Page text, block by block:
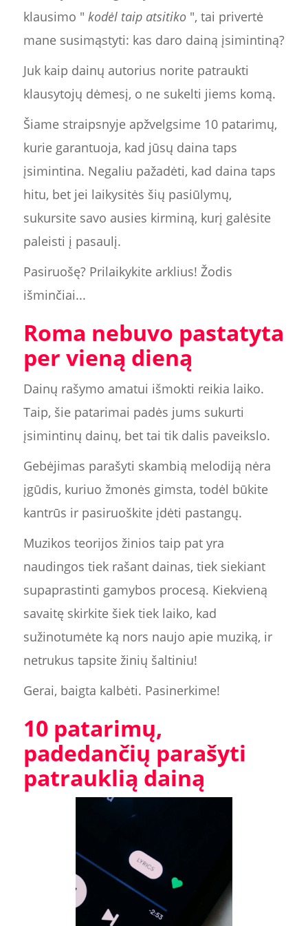
klausimo " kodėl taip atsitiko", tai privertė
mane susimąstyti: kas daro dainą įsimintiną?
Juk kaip dainų autorius norite patraukti
klausytojų dėmesį, o ne sukelti jiems komą.
Šiame straipsnyje apžvelgsime 10 patarimų,
kurie garantuoja, kad jūsų daina taps
įsimintina. Negaliu pažadėti, kad daina taps
hitu, bet jei laikysitės šių pasiūlymų,
sukursite savo ausies kirminą, kurį galėsite
paleisti į pasaulį.
Pasiruošę? Prilaikykite arklius! Žodis
išminčiai...
Roma nebuvo pastatyta
per vieną dieną
Dainų rašymo amatui išmokti reikia laiko.
Taip, šie patarimai padės jums sukurti
įsimintinų dainų, bet tai tik dalis paveikslo.
Gebėjimas parašyti skambią melodiją nėra
įgūdis, kuriuo žmonės gimsta, todėl būkite
kantrūs ir pasiruoškite įdėti pastangų.
Muzikos teorijos žinios taip pat yra
naudingos tiek rašant dainas, tiek siekiant
supaprastinti gamybos procesą. Kiekvieną
savaitę skirkite šiek tiek laiko, kad
sužinotumėte ką nors naujo apie muziką, ir
netrukus tapsite žinių šaltiniu!
Gerai, baigta kalbėti. Pasinerkime!
10 patarimų,
padedančių parašyti
patrauklią dainą